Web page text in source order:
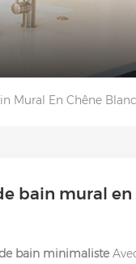
Mural En Chêne
bain mural
bain minimaliste